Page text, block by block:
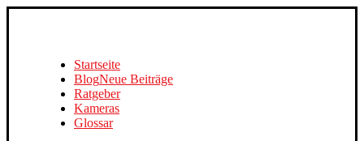
Startseite
BlogNeue Beiträge
Ratgeber
Kameras
Glossar